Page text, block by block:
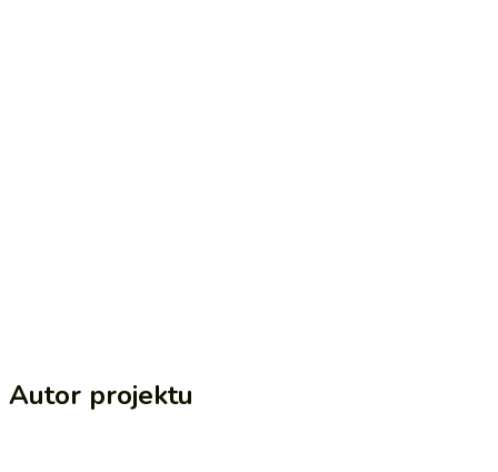
Autor projektu